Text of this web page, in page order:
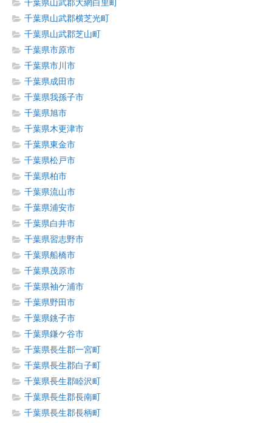
千葉県山武郡大網白里町
千葉県山武郡横芝光町
千葉県山武郡芝山町
千葉県市原市
千葉県市川市
千葉県成田市
千葉県我孫子市
千葉県旭市
千葉県木更津市
千葉県東金市
千葉県松戸市
千葉県柏市
千葉県流山市
千葉県浦安市
千葉県白井市
千葉県習志野市
千葉県船橋市
千葉県茂原市
千葉県袖ケ浦市
千葉県野田市
千葉県銚子市
千葉県鎌ケ谷市
千葉県長生郡一宮町
千葉県長生郡白子町
千葉県長生郡睦沢町
千葉県長生郡長南町
千葉県長生郡長柄町